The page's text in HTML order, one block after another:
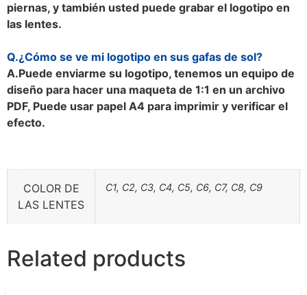
piernas, y también usted puede grabar el logotipo en
las lentes.
Q.¿Cómo se ve mi logotipo en sus gafas de sol?
A.Puede enviarme su logotipo, tenemos un equipo de
diseño para hacer una maqueta de 1:1 en un archivo
PDF, Puede usar papel A4 para imprimir y verificar el
efecto.
COLOR DE
LAS LENTES
C1, C2, C3, C4, C5, C6, C7, C8, C9
Related products